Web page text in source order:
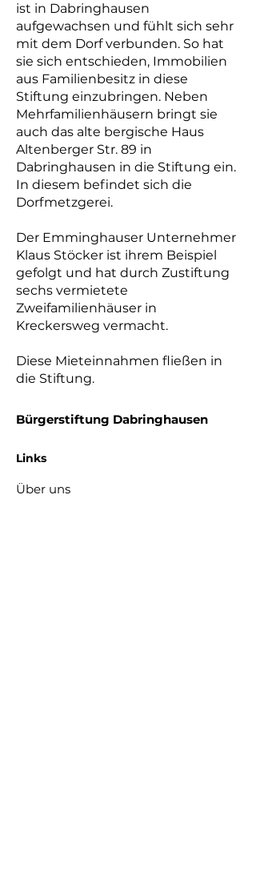
ist in Dabringhausen
aufgewachsen und fühlt sich sehr
mit dem Dorf verbunden. So hat
sie sich entschieden, Immobilien
aus Familienbesitz in diese
Stiftung einzubringen. Neben
Mehrfamilienhäusern bringt sie
auch das alte bergische Haus
Altenberger Str. 89 in
Dabringhausen in die Stiftung ein.
In diesem befindet sich die
Dorfmetzgerei.
Der Emminghauser Unternehmer
Klaus Stöcker ist ihrem Beispiel
gefolgt und hat durch Zustiftung
sechs vermietete
Zweifamilienhäuser in
Kreckersweg vermacht.
Diese Mieteinnahmen fließen in
die Stiftung.
Bürgerstiftung Dabringhausen
Links
Über uns